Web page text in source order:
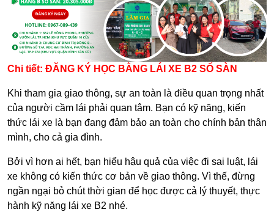
Chi tiết: ĐĂNG KÝ HỌC BẰNG LÁI XE B2 SỐ SÀN
Khi tham gia giao thông, sự an toàn là điều quan trọng nhất
của người cầm lái phải quan tâm. Bạn có kỹ năng, kiến
thức lái xe là bạn đang đảm bảo an toàn cho chính bản thân
mình, cho cả gia đình.
Bởi vì hơn ai hết, bạn hiểu hậu quả của việc đi sai luật, lái
xe không có kiến thức cơ bản về giao thông. Vì thế, đừng
ngần ngại bỏ chút thời gian để học được cả lý thuyết, thực
hành kỹ năng lái xe B2 nhé.